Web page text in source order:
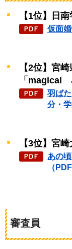
【1位】日
仮面
【2位】宮
「magical
羽ば
分・
【3位】宮
あの
（
審査員